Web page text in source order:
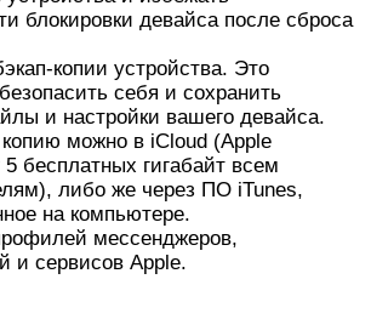
блокировки девайса после сброса
копии устройства. Это
себя и сохранить
и настройки вашего девайса.
можно в iCloud (Apple
5 бесплатных гигабайт всем
либо же через ПО iTunes,
на компьютере.
мессенджеров,
и сервисов Apple.